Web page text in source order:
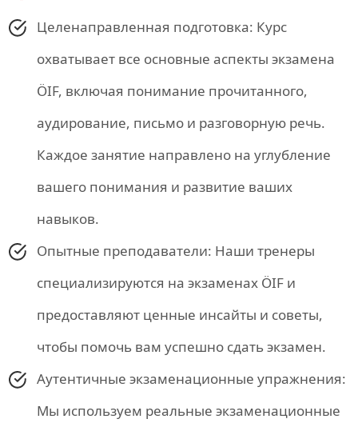
Целенаправленная подготовка: Курс
охватывает все основные аспекты экзамена
ÖIF, включая понимание прочитанного,
аудирование, письмо и разговорную речь.
Каждое занятие направлено на углубление
вашего понимания и развитие ваших
навыков.
Опытные преподаватели: Наши тренеры
специализируются на экзаменах ÖIF и
предоставляют ценные инсайты и советы,
чтобы помочь вам успешно сдать экзамен.
Аутентичные экзаменационные упражнения:
Мы используем реальные экзаменационные